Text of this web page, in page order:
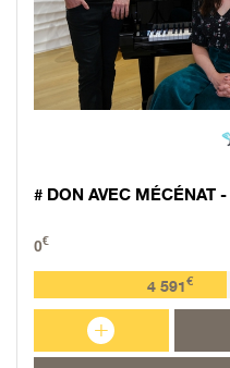
# DON AVEC MÉCÉNAT -
0€
4 591€
+